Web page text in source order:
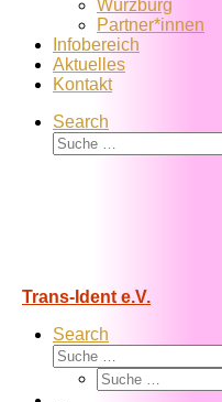
Würzburg
Partner*innen
Infobereich
Aktuelles
Kontakt
Search
Suche
Trans-Ident e.V.
Search
Suche
Suche